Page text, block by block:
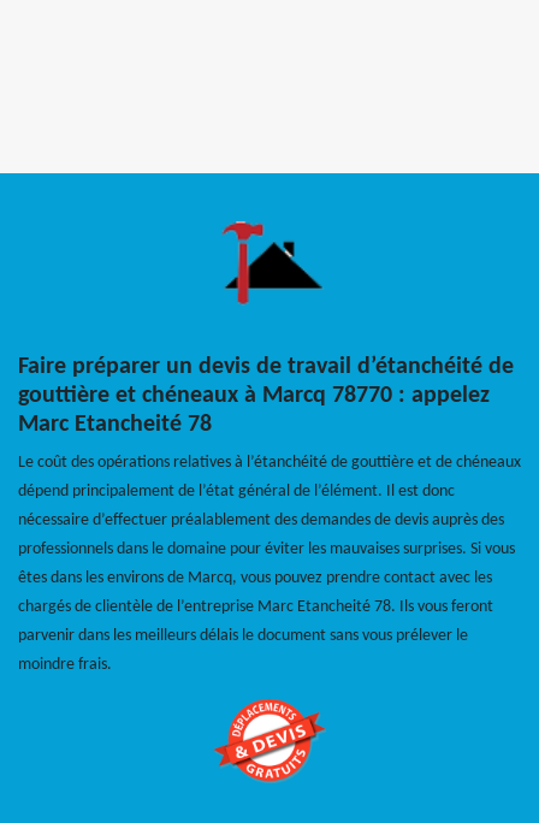
Faire préparer un devis de travail d’étanchéité de
gouttière et chéneaux à Marcq 78770 : appelez
Marc Etancheité 78
Le coût des opérations relatives à l’étanchéité de gouttière et de chéneaux
dépend principalement de l’état général de l’élément. Il est donc
nécessaire d’effectuer préalablement des demandes de devis auprès des
professionnels dans le domaine pour éviter les mauvaises surprises. Si vous
êtes dans les environs de Marcq, vous pouvez prendre contact avec les
chargés de clientèle de l’entreprise Marc Etancheité 78. Ils vous feront
parvenir dans les meilleurs délais le document sans vous prélever le
moindre frais.